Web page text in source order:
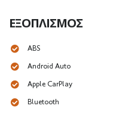
ΕΞΟΠΛΙΣΜΌΣ
ABS
Android Auto
Apple CarPlay
Bluetooth